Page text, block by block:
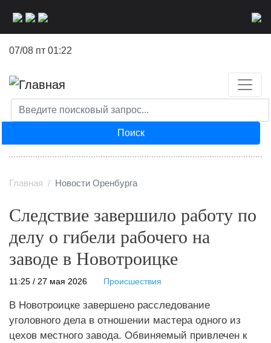
07/08 пт 01:22
Поиск
Главная Новости Оренбурга
Следствие завершило работу по
делу о гибели рабочего на
заводе в Новотроицке
11:25 / 27 мая 2026 Происшествия
В Новотроицке завершено расследование
уголовного дела в отношении мастера одного из
цехов местного завода. Обвиняемый привлечен к